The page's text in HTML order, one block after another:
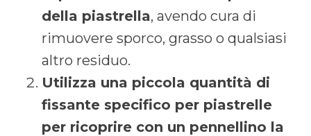
della piastrella, avendo cura di
rimuovere sporco, grasso o qualsiasi
altro residuo.
Utilizza una piccola quantità di
fissante specifico per piastrelle
per ricoprire con un pennellino la